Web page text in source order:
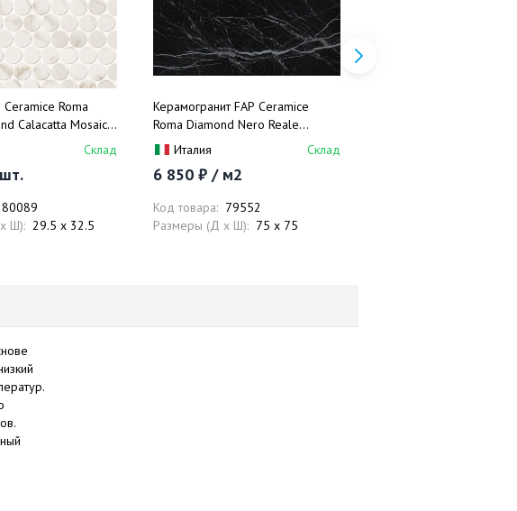
Roma
Calacatta Mosaico
Склад
80089
Ш): 29.5 x 32.5
Керамогранит FAP Ceramice
Roma Diamond Nero Reale
Brillante fNEM 75x75
Италия Склад
6 850 ₽ / м2
Код товара: 79552
Размеры (Д x Ш): 75 x 75